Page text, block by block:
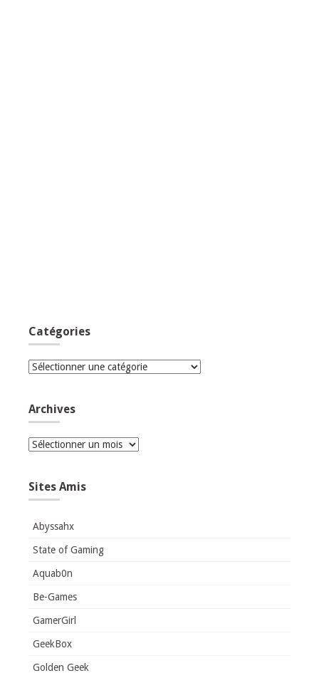
Catégories
Catégories
Archives
Archives
Sites Amis
Abyssahx
State of Gaming
Aquab0n
Be-Games
GamerGirl
GeekBox
Golden Geek